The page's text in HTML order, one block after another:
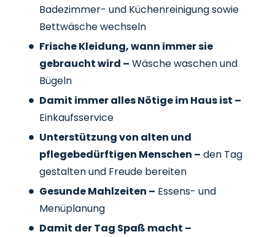
Badezimmer- und Küchenreinigung sowie
Bettwäsche wechseln
Frische Kleidung, wann immer sie
gebraucht wird – Wäsche waschen und
Bügeln
Damit immer alles Nötige im Haus ist –
Einkaufsservice
Unterstützung von alten und
pflegebedürftigen Menschen – den Tag
gestalten und Freude bereiten
Gesunde Mahlzeiten – Essens- und
Menüplanung
Damit der Tag Spaß macht –